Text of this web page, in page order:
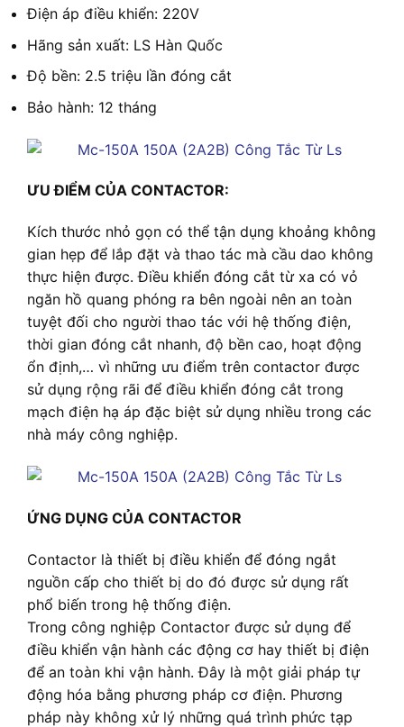
Điện áp điều khiển: 220V
Hãng sản xuất: LS Hàn Quốc
Độ bền: 2.5 triệu lần đóng cắt
Bảo hành: 12 tháng
ƯU ĐIỂM CỦA CONTACTOR:
Kích thước nhỏ gọn có thể tận dụng khoảng không
gian hẹp để lắp đặt và thao tác mà cầu dao không
thực hiện được. Điều khiển đóng cắt từ xa có vỏ
ngăn hồ quang phóng ra bên ngoài nên an toàn
tuyệt đối cho người thao tác với hệ thống điện,
thời gian đóng cắt nhanh, độ bền cao, hoạt động
ổn định,… vì những ưu điểm trên contactor được
sử dụng rộng rãi để điều khiển đóng cắt trong
mạch điện hạ áp đặc biệt sử dụng nhiều trong các
nhà máy công nghiệp.
ỨNG DỤNG CỦA CONTACTOR
Contactor là thiết bị điều khiển để đóng ngắt
nguồn cấp cho thiết bị do đó được sử dụng rất
phổ biến trong hệ thống điện.
Trong công nghiệp Contactor được sử dụng để
điều khiển vận hành các động cơ hay thiết bị điện
để an toàn khi vận hành. Đây là một giải pháp tự
động hóa bằng phương pháp cơ điện. Phương
pháp này không xử lý những quá trình phức tạp